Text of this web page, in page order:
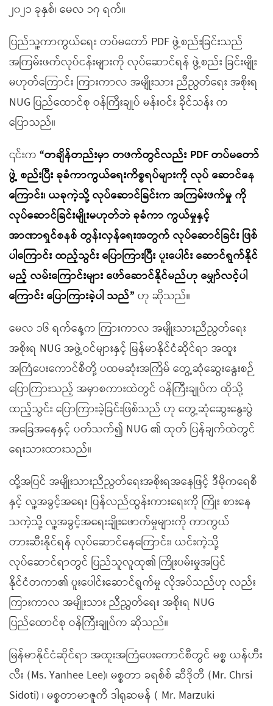
၂၀၂၁ ခုနှစ်၊ မေလ ၁၇ ရက်။
ပြည်သူ့ကာကွယ်ရေး တပ်မတော် PDF ဖွဲ့စည်းခြင်းသည်
အကြမ်းဖက်လုပ်ငန်းများကို လုပ်ဆောင်ရန် ဖွဲ့စည်း ခြင်းမျိုး
မဟုတ်ကြောင်း ကြားကာလ အမျိုးသား ညီညွတ်ရေး အစိုးရ
NUG ပြည်ထောင်စု ဝန်ကြီးချုပ် မန်းဝင်း ခိုင်သန်း က
ပြောသည်။
၎င်းက “တချိန်တည်းမှာ တဖက်တွင်လည်း PDF တပ်မတော်
ဖွဲ့ စည်းပြီး ခုခံကာကွယ်ရေးကိစ္စရပ်များကို လုပ် ဆောင်နေ
ကြောင်း၊ ယခုကဲ့သို့ လုပ်ဆောင်ခြင်းက အကြမ်းဖက်မှု ကို
လုပ်ဆောင်ခြင်းမျိုးမဟုတ်ဘဲ ခုခံကာ ကွယ်မှုနှင့်
အာဏာရှင်စနစ် တွန်းလှန်ရေးအတွက် လုပ်ဆောင်ခြင်း ဖြစ်
ပါကြောင်း ထည့်သွင်း ပြောကြားပြီး ပူးပေါင်း ဆောင်ရွက်နိုင်
မည့် လမ်းကြောင်းများ ဖော်ဆောင်နိုင်မည်ဟု မျှော်လင့်ပါ
ကြောင်း ပြောကြားခဲ့ပါ သည်” ဟု ဆိုသည်။
မေလ ၁၆ ရက်နေ့က ကြားကာလ အမျိုးသားညီညွတ်ရေး
အစိုးရ NUG အဖွဲ့ဝင်များနှင့် မြန်မာနိုင်ငံဆိုင်ရာ အထူး
အကြံပေးကောင်စီတို့ ပထမဆုံးအကြိမ် တွေ့ဆုံဆွေးနွေးစဉ်
ပြောကြားသည့် အမှာစကားထဲတွင် ဝန်ကြီးချုပ်က ထိုသို့
ထည့်သွင်း ပြောကြားခဲ့ခြင်းဖြစ်သည် ဟု တွေ့ဆုံဆွေးနွေးပွဲ
အခြေအနေနှင့် ပတ်သက်၍ NUG ၏ ထုတ် ပြန်ချက်ထဲတွင်
ရေးသားထားသည်။
ထို့အပြင် အမျိုးသားညီညွတ်ရေးအစိုးရအနေဖြင့် ဒီမိုကရေစီ
နှင့် လူ့အခွင့်အရေး ပြန်လည်ထွန်းကားရေးကို ကြိုး စားနေ
သကဲ့သို့ လူ့အခွင့်အရေးချိုးဖောက်မှုများကို ကာကွယ်
တားဆီးနိုင်ရန် လုပ်ဆောင်နေကြောင်း၊ ယင်းကဲ့သို့
လုပ်ဆောင်ရာတွင် ပြည်သူလူထု၏ ကြိုးပမ်းမှုအပြင်
နိုင်ငံတကာ၏ ပူးပေါင်းဆောင်ရွက်မှု လိုအပ်သည်ဟု လည်း
ကြားကာလ အမျိုးသား ညီညွှတ်ရေး အစိုးရ NUG
ပြည်ထောင်စု ဝန်ကြီးချုပ်က ဆိုသည်။
မြန်မာနိုင်ငံဆိုင်ရာ အထူးအကြံပေးကောင်စီတွင် မစ္စ ယန်ဟီး
လီး (Ms. Yanhee Lee)၊ မစ္စတာ ခရစ်စ် ဆီဒိုတီ (Mr. Chrsi
Sidoti) ၊ မစ္စတာမာဇူကီ ဒါရုဆမန် ( Mr. Marzuki